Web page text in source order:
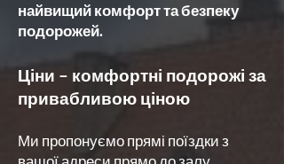
найвищий комфорт та безпеку
подорожей.
Ціни – комфортні подорожі за
привабливою ціною
Ми пропонуємо прямі поїздки з